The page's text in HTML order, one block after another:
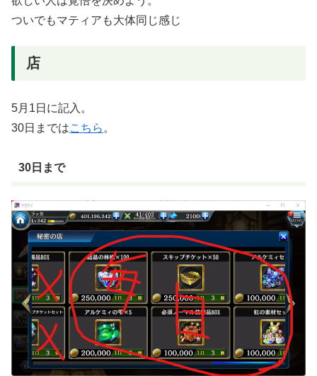
ついでもマティアも大体同じ感じ
店
5月1日に記入。
30日まではこちら。
30日まで